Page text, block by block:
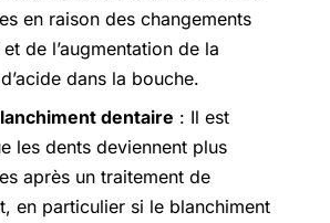
en raison des changements
de l’augmentation de la
dans la bouche.
dentaire : Il est
les dents deviennent plus
après un traitement de
en particulier si le blanchiment